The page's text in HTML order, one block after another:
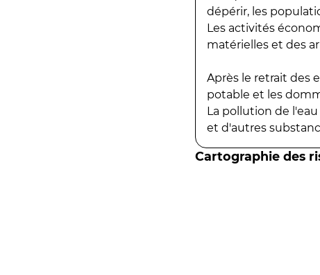
dépérir, les
Les activités
matérielles et des
Après le retrait des
potable et les
La pollution de
et d'autres
Cartographie des